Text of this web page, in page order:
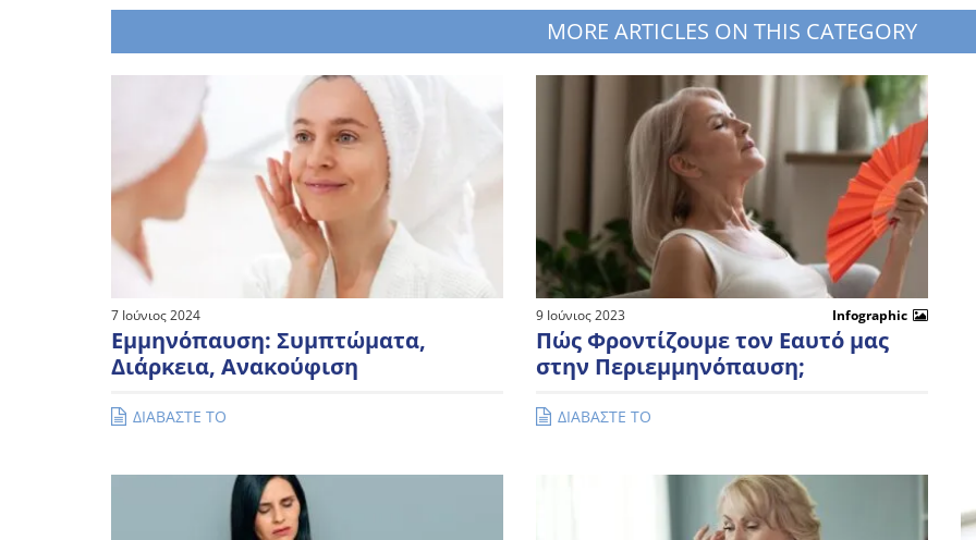
MORE ARTICLES ON THIS CATEGORY
7 Ιούνιος 2024
Εμμηνόπαυση: Συμπτώματα,
Διάρκεια, Ανακούφιση
ΔΙΑΒΑΣΤΕ ΤΟ
9 Ιούνιος 2023 Infographic
Πώς Φροντίζουμε τον Εαυτό μας
στην Περιεμμηνόπαυση;
ΔΙΑΒΑΣΤΕ ΤΟ